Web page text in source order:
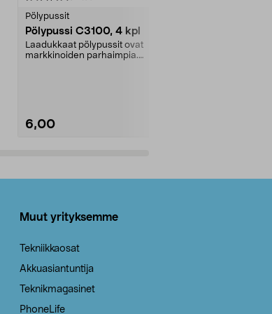
Pölypussit
Pölypussi C3100, 4 kpl
Laadukkaat pölypussit ovat
markkinoiden parhaimpia.
6,00
Muut yrityksemme
Tekniikkaosat
Akkuasiantuntija
Teknikmagasinet
PhoneLife